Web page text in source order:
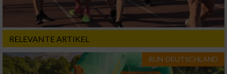
RELEVANTE ARTIKEL
RUN-DEUTSCHLAND
Notwendig
Performance